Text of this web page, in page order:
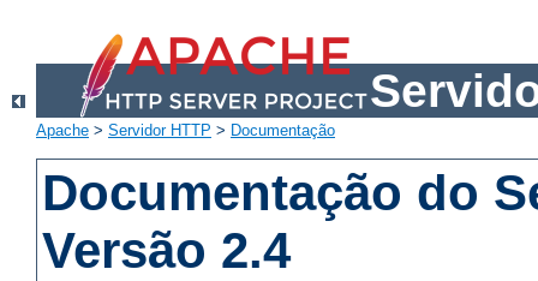
Apache > Servidor HTTP > Documentação
Documentação do
Versão 2.4